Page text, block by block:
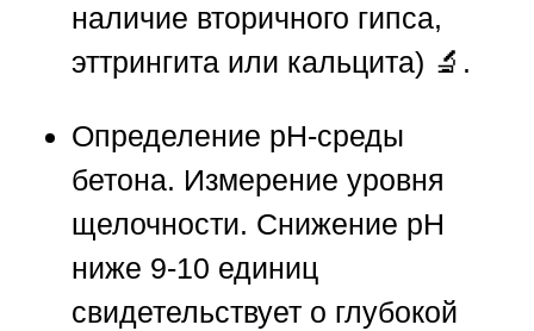
наличие вторичного гипса,
эттрингита или кальцита) 🔬.
Определение рН-среды
бетона. Измерение уровня
щелочности. Снижение рН
ниже 9-10 единиц
свидетельствует о глубокой